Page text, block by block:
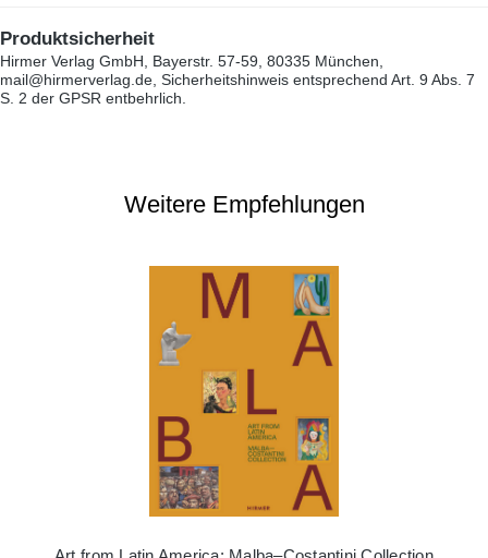
Produktsicherheit
Hirmer Verlag GmbH, Bayerstr. 57-59, 80335 München,
mail@hirmerverlag.de, Sicherheitshinweis entsprechend Art. 9 Abs. 7
S. 2 der GPSR entbehrlich.
Weitere Empfehlungen